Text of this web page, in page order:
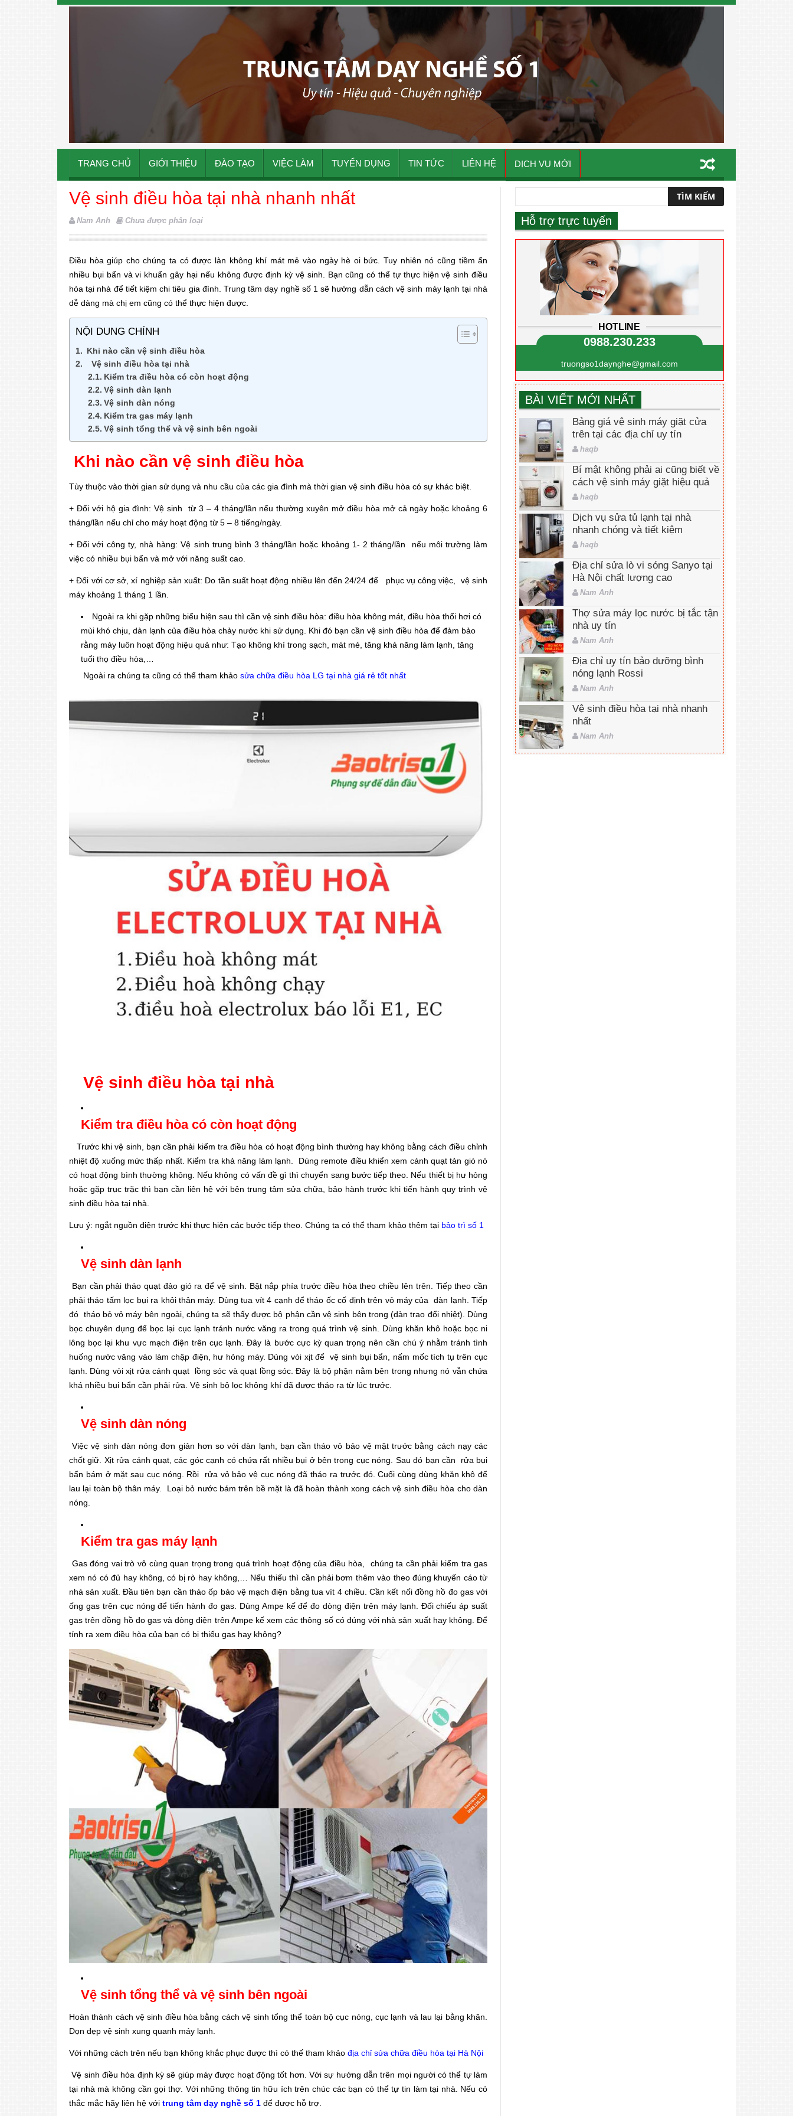
TRANG CHỦ GIỚI THIỆU ĐÀO TẠO VIỆC LÀM TUYỂN DỤNG TIN TỨC LIÊN HỆ DỊCH VỤ MỚI
Vệ sinh điều hòa tại nhà nhanh nhất
Nam Anh Chưa được phân loại
Điều hòa giúp cho chúng ta có được làn không khí mát mẻ vào ngày hè oi bức. Tuy nhiên nó cũng tiềm ẩn
nhiều bụi bẩn và vi khuẩn gây hại nếu không được định kỳ vệ sinh. Bạn cũng có thể tự thực hiện vệ sinh điều
hòa tại nhà để tiết kiệm chi tiêu gia đình. Trung tâm dạy nghề số 1 sẽ hướng dẫn cáchvệ sinh máy lạnh tại nhà
dễ dàng mà chị em cũng có thể thực hiện được.
NỘI DUNG CHÍNH
Khi nào cần vệ sinh điều hòa
Vệ sinh điều hòa tại nhà
Kiểm tra điều hòa có còn hoạt động
Vệ sinh dàn lạnh
Vệ sinh dàn nóng
Kiểm tra gas máy lạnh
Vệ sinh tổng thể và vệ sinh bên ngoài
Khi nào cần vệ sinh điều hòa
Tùy thuộc vào thời gian sử dụng và nhu cầu của các gia đình mà thời gian vệ sinh điều hòa có sự khác biệt.
+ Đối với hộ gia đình: Vệ sinh từ 3 – 4 tháng/lần nếu thường xuyên mở điều hòa mở cả ngày hoặc khoảng 6
tháng/lần nếu chỉ cho máy hoạt động từ 5 – 8 tiếng/ngày.
+ Đối với công ty, nhà hàng: Vệ sinh trung bình 3 tháng/lần hoặc khoảng 1- 2 tháng/lần nếu môi trường làm
việc có nhiều bụi bẩn và mở với năng suất cao.
+ Đối với cơ sở, xí nghiệp sản xuất: Do tần suất hoạt động nhiều lên đến 24/24 để phục vụ công việc, vệ sinh
máy khoảng 1 tháng 1 lần.
Ngoài ra khi gặp những biểu hiện sau thì cần vệ sinh điều hòa: điều hòa không mát, điều hòa thổi hơi có
mùi khó chịu, dàn lạnh của điều hòa chảy nước khi sử dụng. Khi đó bạn cần vệ sinh điều hòa để đảm bảo
rằng máy luôn hoạt động hiệu quả như: Tạo không khí trong sạch, mát mẻ, tăng khả năng làm lạnh, tăng
tuổi thọ điều hòa,…
Ngoài ra chúng ta cũng có thể tham khảo sửa chữa điều hòa LG tại nhà giá rẻ tốt nhất
Vệ sinh điều hòa tại nhà
Kiểm tra điều hòa có còn hoạt động
Trước khi vệ sinh, bạn cần phải kiểm tra điều hòa có hoạt động bình thường hay không bằng cách điều chỉnh
nhiệt độ xuống mức thấp nhất. Kiểm tra khả năng làm lạnh. Dùng remote điều khiển xem cánh quạt tản gió nó
có hoạt động bình thường không. Nếu không có vấn đề gì thì chuyển sang bước tiếp theo. Nếu thiết bị hư hỏng
hoặc gặp trục trặc thì bạn cần liên hệ với bên trung tâm sửa chữa, bảo hành trước khi tiến hành quy trình vệ
sinh điều hòa tại nhà.
Lưu ý: ngắt nguồn điện trước khi thực hiện các bước tiếp theo. Chúng ta có thể tham khảo thêm tại bảo trì số 1
Vệ sinh dàn lạnh
Bạn cần phải tháo quạt đảo gió ra để vệ sinh. Bật nắp phía trước điều hòa theo chiều lên trên. Tiếp theo cần
phải tháo tấm lọc bụi ra khỏi thân máy. Dùng tua vít 4 cạnh để tháo ốc cố định trên vỏ máy của dàn lạnh. Tiếp
đó tháo bỏ vỏ máy bên ngoài, chúng ta sẽ thấy được bộ phận cần vệ sinh bên trong (dàn trao đổi nhiệt). Dùng
bọc chuyên dụng để bọc lại cục lạnh tránh nước văng ra trong quá trình vệ sinh. Dùng khăn khô hoặc bọc ni
lông bọc lại khu vực mạch điện trên cục lạnh. Đây là bước cực kỳ quan trọng nên cần chú ý nhằm tránh tình
huống nước văng vào làm chập điện, hư hỏng máy. Dùng vòi xịt để vệ sinh bụi bẩn, nấm mốc tích tụ trên cục
lạnh. Dùng vòi xịt rửa cánh quạt lồng sóc và quạt lồng sóc. Đây là bộ phận nằm bên trong nhưng nó vẫn chứa
khá nhiều bụi bẩn cần phải rửa. Vệ sinh bộ lọc không khí đã được tháo ra từ lúc trước.
Vệ sinh dàn nóng
Việc vệ sinh dàn nóng đơn giản hơn so với dàn lạnh, bạn cần tháo vỏ bảo vệ mặt trước bằng cách nạy các
chốt giữ. Xịt rửa cánh quạt, các góc cạnh có chứa rất nhiều bụi ở bên trong cục nóng. Sau đó bạn cần rửa bụi
bẩn bám ở mặt sau cục nóng. Rồi
rửa vỏ bảo vệ cục nóng đã tháo ra trước đó. Cuối cùng dùng khăn khô để
lau lại toàn bộ thân máy. Loại bỏ nước bám trên bề mặt là đã hoàn thành xong cách vệ sinh điều hòa cho dàn
nóng.
Kiểm tra gas máy lạnh
Gas đóng vai trò vô cùng quan trọng trong quá trình hoạt động của điều hòa, chúng ta cần phải kiểm tra gas
xem nó có đủ hay không, có bị rò hay không,… Nếu thiếu thì cần phải bơm thêm vào theo đúng khuyến cáo từ
nhà sản xuất. Đầu tiên bạn cần tháo ốp bảo vệ mạch điện bằng tua vít 4 chiều. Cần kết nối đồng hồ đo gas với
ống gas trên cục nóng để tiến hành đo gas. Dùng Ampe kế để đo dòng điện trên máy lạnh. Đối chiếu áp suất
gas trên đồng hồ đo gas và dòng điện trên Ampe kế xem các thông số có đúng với nhà sản xuất hay không. Để
tính ra xem điều hòa của bạn có bị thiếu gas hay không?
Vệ sinh tổng thể và vệ sinh bên ngoài
Hoàn thành cách vệ sinh điều hòa bằng cách vệ sinh tổng thể toàn bộ cục nóng, cục lạnh và lau lại bằng khăn.
Dọn dẹp vệ sinh xung quanh máy lạnh.
Với những cách trên nếu bạn không khắc phục được thì có thế tham khảo địa chỉ sửa chữa điều hòa tại Hà Nội
Vệ sinh điều hòa định kỳ sẽ giúp máy được hoạt động tốt hơn. Với sự hướng dẫn trên mọi người có thể tự làm
tại nhà mà không cần gọi thợ. Với những thông tin hữu ích trên chúc các bạn có thể tự tin làm tại nhà. Nếu có
thắc mắc hãy liên hệ với trung tâm dạy nghề số 1 để được hỗ trợ.
Hỗ trợ trực tuyến
HOTLINE
0988.230.233
truongso1daynghe@gmail.com
BÀI VIẾT MỚI NHẤT
Bảng giá vệ sinh máy giặt cửa
trên tại các địa chỉ uy tín
haqb
Bí mật không phải ai cũng biết về
cách vệ sinh máy giặt hiệu quả
haqb
Dịch vụ sửa tủ lạnh tại nhà
nhanh chóng và tiết kiệm
haqb
Địa chỉ sửa lò vi sóng Sanyo tại
Hà Nội chất lượng cao
Nam Anh
Thợ sửa máy lọc nước bị tắc tận
nhà uy tín
Nam Anh
Địa chỉ uy tín bảo dưỡng bình
nóng lạnh Rossi
Nam Anh
Vệ sinh điều hòa tại nhà nhanh
nhất
Nam Anh